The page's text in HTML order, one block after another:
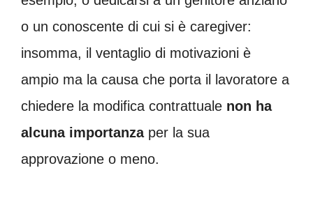
o un conoscente di cui si è caregiver:
insomma, il ventaglio di motivazioni è
ampio ma la causa che porta il lavoratore a
chiedere la modifica contrattuale non ha
alcuna importanzaper la sua
approvazione o meno.